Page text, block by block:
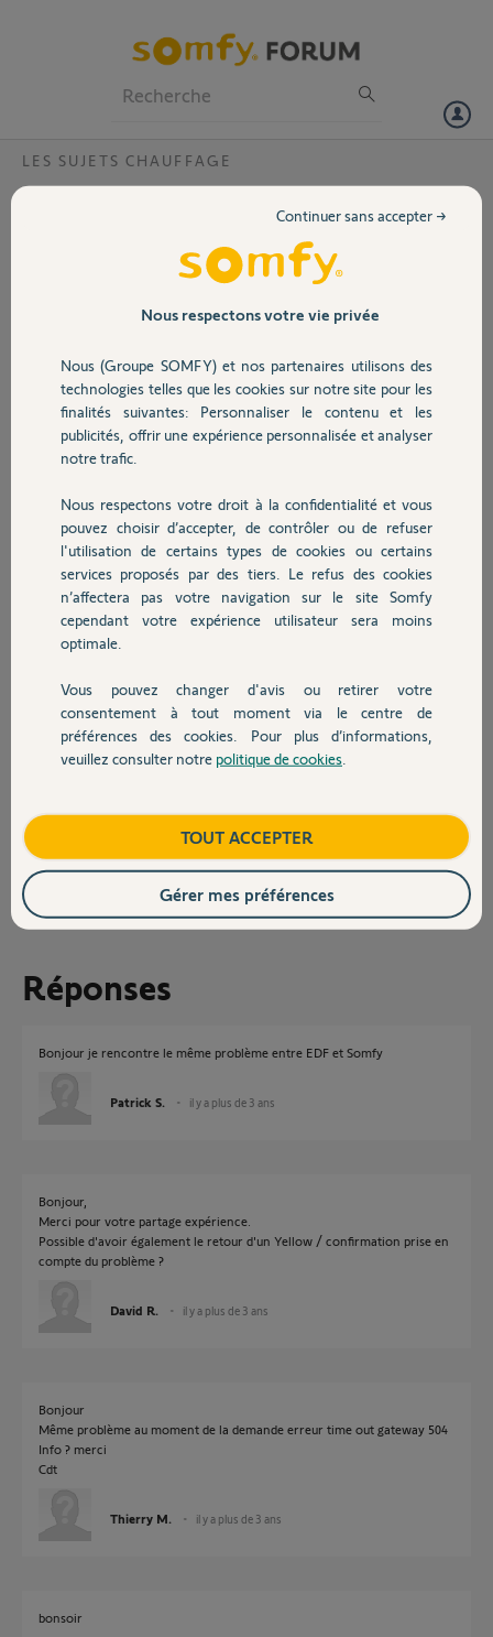
Volet
Sécurité
Domotique
Chauffage
Autres produits
Devis avec un pro
Contact
LES SUJETS CHAUFFAGE
Accès thermostat connecté depuis
Bonjour,
J'essaie de connecter
l'application EDF Equilibre à
Somfy sans succès.
(https://equilibre.edf.fr/conne
xia )
1) Autorisation demandée -> je
d'accéder à votre compte
Somfy afin de
Accéder à vos informations
personnelles
Accéder à l’état de vos équipements et programmations
Contrôler certains de vos équipements")
2) Message d'erreur obtenu : 'L'autorisation n'est pas donnée par le
J'ai vérifié les paramètres de mon compte Somfy (paramètre
données en particulier) sans trouver de solution.
Merci,
David R.
il y a presque 4 ans
Réponses
Bonjour je rencontre le même problème entre EDF et Somfy
Patrick S. il y a plus de 3 ans
Bonjour,
Merci pour votre partage expérience.
Possible d'avoir également le retour d'un Yellow / confirmation prise en
compte du problème ?
David R. il y a plus de 3 ans
Bonjour
Même problème au moment de la demande erreur time out gateway 504
Info ? merci
Cdt
Thierry M. il y a plus de 3 ans
bonsoir
Nous respectons votre vie privée
Nous (Groupe SOMFY) et nos partenaires utilisons des
technologies telles que les cookies sur notre site pour les
finalités suivantes: Personnaliser le contenu et les
publicités, offrir une expérience personnalisée et analyser
notre trafic.
Nous respectons votre droit à la confidentialité et vous
pouvez choisir d’accepter, de contrôler ou de refuser
l'utilisation de certains types de cookies ou certains
services proposés par des tiers. Le refus des cookies
n’affectera pas votre navigation sur le site Somfy
cependant votre expérience utilisateur sera moins
optimale.
Vous pouvez changer d'avis ou retirer votre
consentement à tout moment via le centre de
préférences des cookies. Pour plus d’informations,
veuillez consulter notre politique de cookies
Continuer sans accepter →
TOUT ACCEPTER
Gérer mes préférences